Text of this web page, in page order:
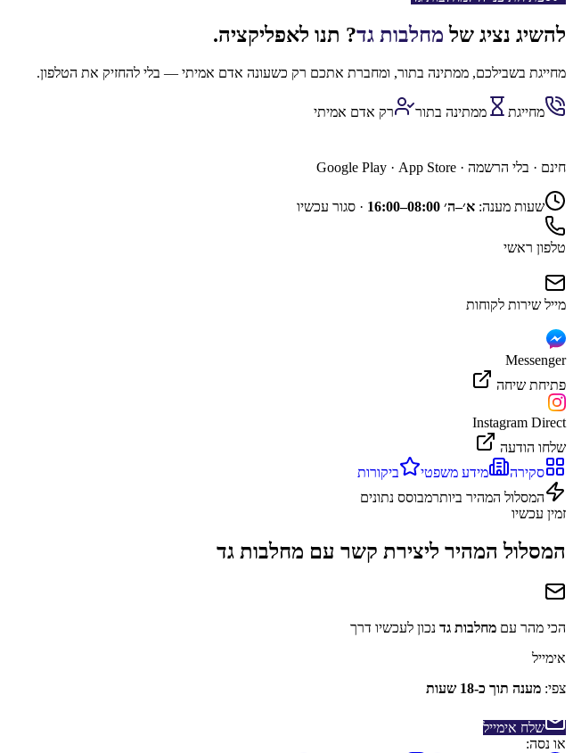
להשיג נציג של מחלבות גד? תנו לאפליקציה.
מחייגת בשבילכם, ממתינה בתור, ומחברת אתכם רק כשעונה אדם אמיתי — בלי להחזיק את הטלפון.
מחייגת ממתינה בתור
רק אדם אמיתי
חינם · בלי הרשמה · App Store
·
Google Play
שעות מענה: א׳–ה׳ 08:00–16:00 · סגור עכשיו
טלפון ראשי
מייל שירות לקוחות
Messenger
פתיחת שיחה
Instagram Direct
שלחו הודעה
סקירה
מידע משפטי
ביקורות
המסלול המהיר ביותרמבוסס נתונים
זמין עכשיו
המסלול המהיר ליצירת קשר עם מחלבות גד
הכי מהר עם מחלבות גד נכון לעכשיו דרך
אימייל
צפי: מענה תוך כ-18 שעות
שלח אימייל
או נסה: